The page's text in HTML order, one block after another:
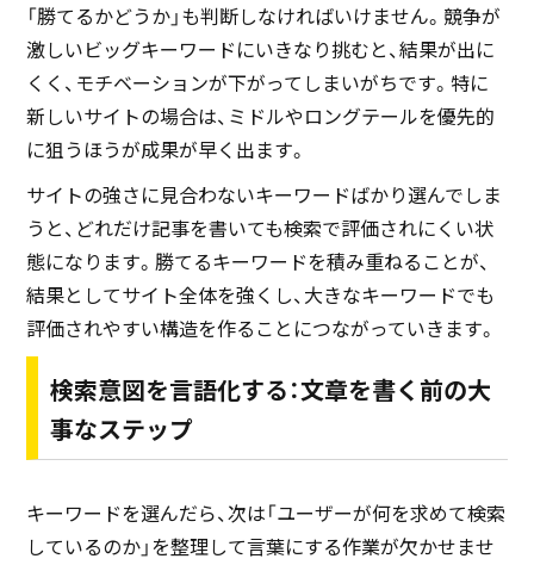
「勝てるかどうか」も判断しなければいけません。競争が
激しいビッグキーワードにいきなり挑むと、結果が出に
くく、モチベーションが下がってしまいがちです。特に
新しいサイトの場合は、ミドルやロングテールを優先的
に狙うほうが成果が早く出ます。
サイトの強さに見合わないキーワードばかり選んでしま
うと、どれだけ記事を書いても検索で評価されにくい状
態になります。勝てるキーワードを積み重ねることが、
結果としてサイト全体を強くし、大きなキーワードでも
評価されやすい構造を作ることにつながっていきます。
検索意図を言語化する：文章を書く前の大
事なステップ
キーワードを選んだら、次は「ユーザーが何を求めて検索
しているのか」を整理して言葉にする作業が欠かせませ